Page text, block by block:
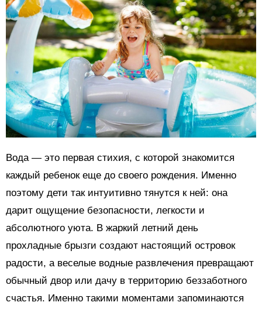
Вода — это первая стихия, с которой знакомится
каждый ребенок еще до своего рождения. Именно
поэтому дети так интуитивно тянутся к ней: она
дарит ощущение безопасности, легкости и
абсолютного уюта. В жаркий летний день
прохладные брызги создают настоящий островок
радости, а веселые водные развлечения превращают
обычный двор или дачу в территорию беззаботного
счастья. Именно такими моментами запоминаются